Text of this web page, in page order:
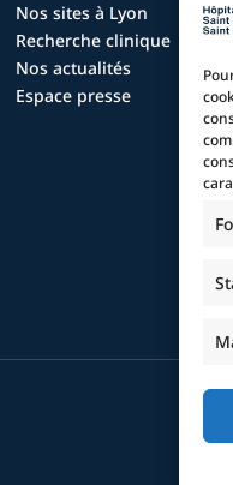
Nos sites à Lyon
Recherche clinique
Nos actualités
Espace presse